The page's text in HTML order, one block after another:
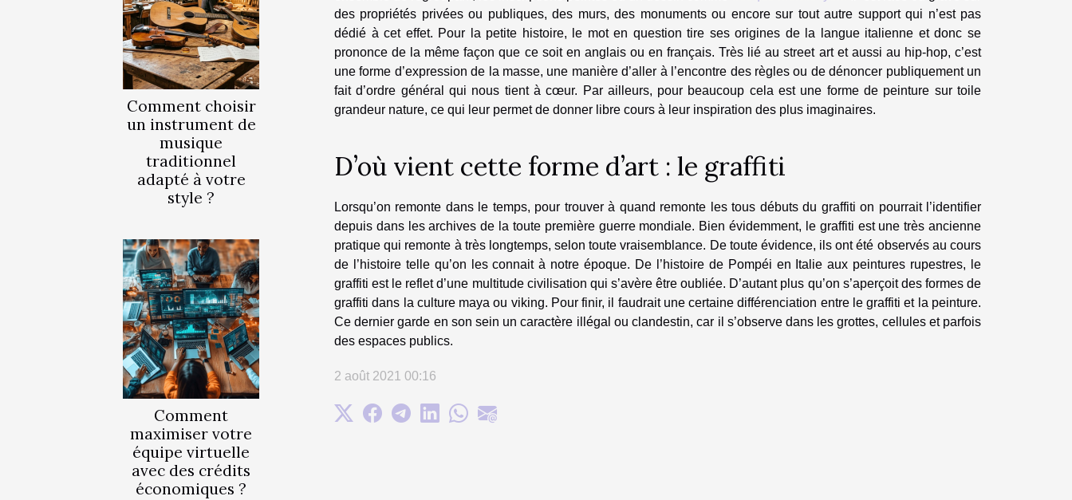
Comment choisir
un instrument de
musique
traditionnel
adapté à votre
style ?
Comment
maximiser votre
équipe virtuelle
avec des crédits
économiques ?
des propriétés privées ou publiques, des murs, des monuments ou encore sur tout autre support qui n’est pas
dédié à cet effet. Pour la petite histoire, le mot en question tire ses origines de la langue italienne et donc se
prononce de la même façon que ce soit en anglais ou en français. Très lié au street art et aussi au hip-hop, c’est
une forme d’expression de la masse, une manière d’aller à l’encontre des règles ou de dénoncer publiquement un
fait d’ordre général qui nous tient à cœur. Par ailleurs, pour beaucoup cela est une forme de peinture sur toile
grandeur nature, ce qui leur permet de donner libre cours à leur inspiration des plus imaginaires.
D’où vient cette forme d’art : le graffiti
Lorsqu’on remonte dans le temps, pour trouver à quand remonte les tous débuts du graffiti on pourrait l’identifier
depuis dans les archives de la toute première guerre mondiale. Bien évidemment, le graffiti est une très ancienne
pratique qui remonte à très longtemps, selon toute vraisemblance. De toute évidence, ils ont été observés au cours
de l’histoire telle qu’on les connait à notre époque. De l’histoire de Pompéi en Italie aux peintures rupestres, le
graffiti est le reflet d’une multitude civilisation qui s’avère être oubliée. D’autant plus qu’on s’aperçoit des formes de
graffiti dans la culture maya ou viking. Pour finir, il faudrait une certaine différenciation entre le graffiti et la peinture.
Ce dernier garde en son sein un caractère illégal ou clandestin, car il s’observe dans les grottes, cellules et parfois
des espaces publics.
2 août 2021 00:16